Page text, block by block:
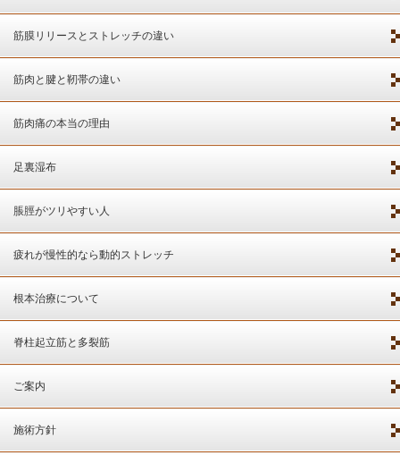
筋膜リリースとストレッチの違い
筋肉と腱と靭帯の違い
筋肉痛の本当の理由
足裏湿布
脹脛がツリやすい人
疲れが慢性的なら動的ストレッチ
根本治療について
脊柱起立筋と多裂筋
ご案内
施術方針